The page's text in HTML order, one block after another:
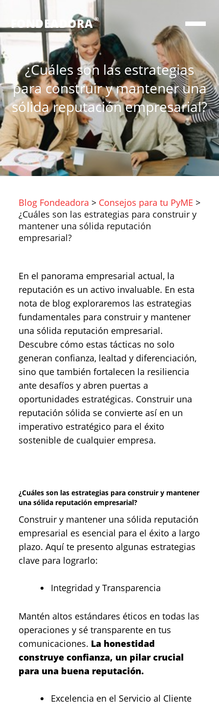
FONDEADORA®
¿Cuáles son las estrategias
para construir y mantener una
sólida reputación empresarial?
Blog Fondeadora > Consejos para tu PyME >
¿Cuáles son las estrategias para construir y
mantener una sólida reputación
empresarial?
En el panorama empresarial actual, la
reputación es un activo invaluable. En esta
nota de blog exploraremos las estrategias
fundamentales para construir y mantener
una sólida reputación empresarial.
Descubre cómo estas tácticas no solo
generan confianza, lealtad y diferenciación,
sino que también fortalecen la resiliencia
ante desafíos y abren puertas a
oportunidades estratégicas. Construir una
reputación sólida se convierte así en un
imperativo estratégico para el éxito
sostenible de cualquier empresa.
¿Cuáles son las estrategias para construir y mantener
una sólida reputación empresarial?
Construir y mantener una sólida reputación
empresarial es esencial para el éxito a largo
plazo. Aquí te presento algunas estrategias
clave para lograrlo:
Integridad y Transparencia
Mantén altos estándares éticos en todas las
operaciones y sé transparente en tus
comunicaciones. La honestidad
construye confianza, un pilar crucial
para una buena reputación.
Excelencia en el Servicio al Cliente